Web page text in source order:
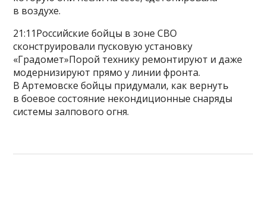
в воздухе.
21:11Российские бойцы в зоне СВО
сконструировали пусковую установку
«Градомет»Порой технику ремонтируют и даже
модернизируют прямо у линии фронта.
В Артемовске бойцы придумали, как вернуть
в боевое состояние некондиционные снаряды
системы залпового огня.